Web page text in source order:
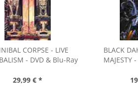
CORPSE - LIVE
- DVD & Blu-Ray
29,99 € *
BLACK
MAJESTY